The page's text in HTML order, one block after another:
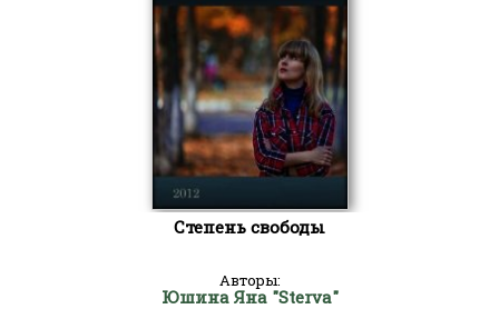
Степень свободы
Авторы:
Юшина Яна "Sterva"